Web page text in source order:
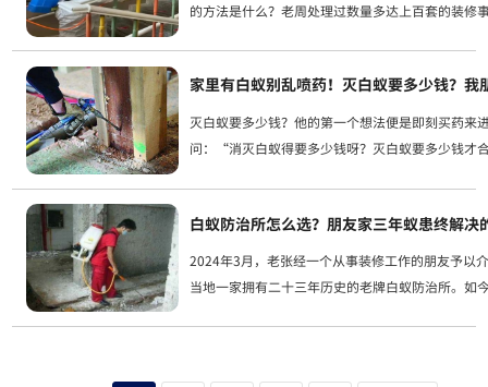
的方法是什么？老周处理过数量多达上百套的装修
家里有白蚁别乱喷药！灭白蚁要多少钱？
灭白蚁要多少钱？他的第一个想法便是即刻买药来
问：“消灭白蚁得要多少钱呀？灭白蚁要多少钱才
白蚁防治所怎么选？朋友家三年蚁患终解决
2024年3月，老张经一个从事装修工作的朋友予以
当地一家拥有二十三年历史的老牌白蚁防治所。如